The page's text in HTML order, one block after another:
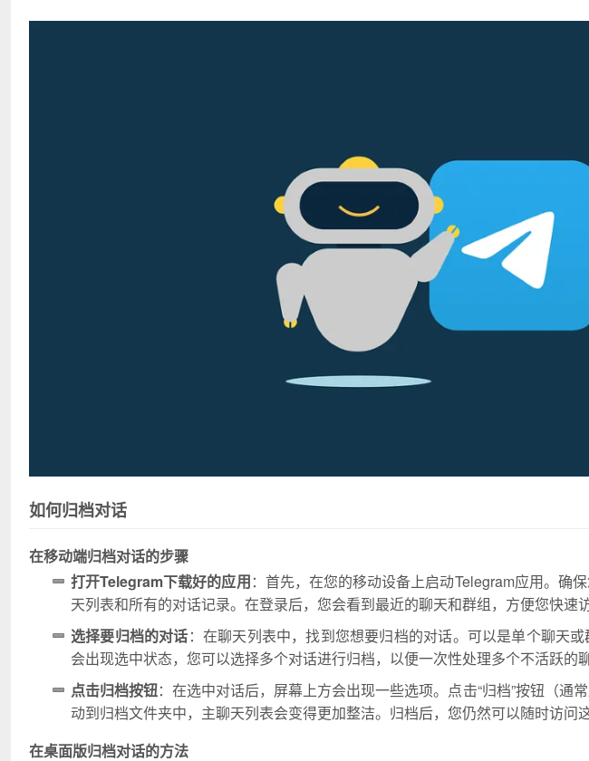
如何归档对话
在移动端归档对话的步骤
打开Telegram下载好的应用：首先，在您的移动设备上启动Telegram应用。确
天列表和所有的对话记录。在登录后，您会看到最近的聊天和群组，方便您快速访
选择要归档的对话：在聊天列表中，找到您想要归档的对话。可以是单个聊天
会出现选中状态，您可以选择多个对话进行归档，以便一次性处理多个不活跃的聊
点击归档按钮：在选中对话后，屏幕上方会出现一些选项。点击“归档”按钮（通
动到归档文件夹中，主聊天列表会变得更加整洁。归档后，您仍然可以随时访问
在桌面版归档对话的方法